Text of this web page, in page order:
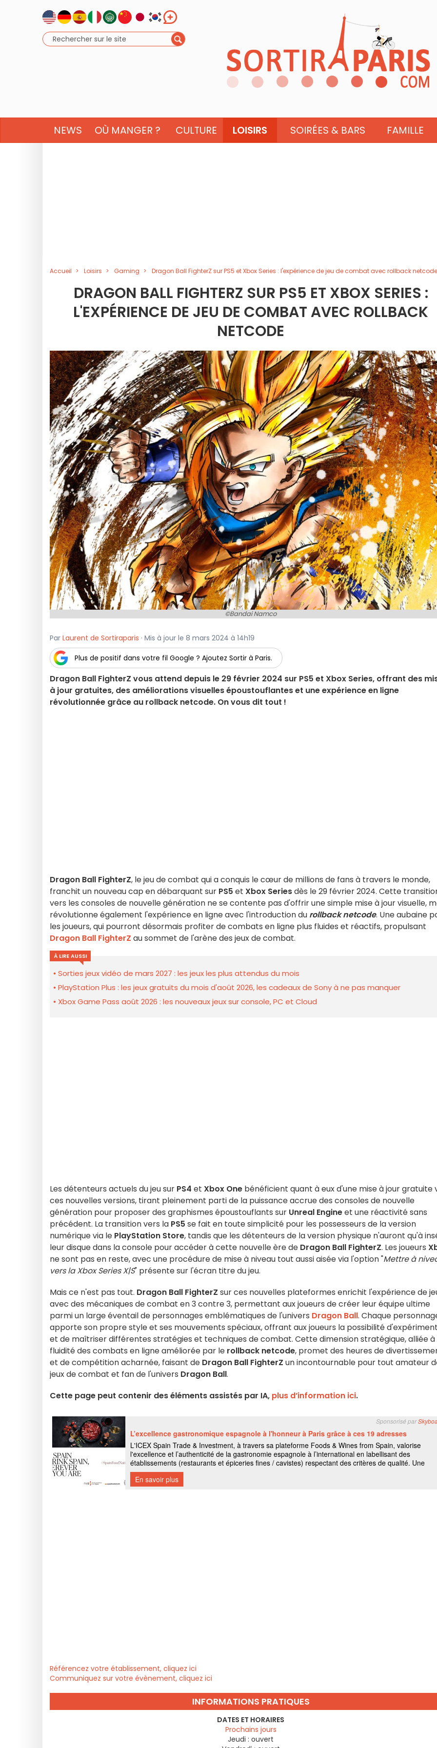
NEWS OÙ MANGER ? CULTURE LOISIRS SOIRÉES & BARS FAMILLE
Accueil Loisirs Gaming Dragon Ball FighterZ sur PS5 et Xbox Series : l'expérience de jeu de combat avec rollback netcode
DRAGON BALL FIGHTERZ SUR PS5 ET XBOX SERIES :
L'EXPÉRIENCE DE JEU DE COMBAT AVEC ROLLBACK
NETCODE
©Bandai Namco
Par Laurent de Sortiraparis · Mis à jour le 8 mars 2024 à 14h19
Plus de positif dans votre fil Google ? Ajoutez Sortir à Paris.
Dragon Ball FighterZ vous attend depuis le 29 février 2024 sur PS5 et Xbox Series, offrant des
à jour gratuites, des améliorations visuelles époustouflantes et une expérience en ligne
révolutionnée grâce au rollback netcode. On vous dit tout !
Dragon Ball FighterZ, le jeu de combat qui a conquis le cœur de millions de fans à travers le monde,
franchit un nouveau cap en débarquant sur PS5 et Xbox Seriesdès le 29 février 2024. Cette
vers les consoles de nouvelle génération ne se contente pas d'offrir une simple mise à jour visuelle,
révolutionne également l'expérience en ligne avec l'introduction du rollback netcode. Une aubaine
les joueurs, qui pourront désormais profiter de combats en ligne plus fluides et réactifs, propulsant
Dragon Ball FighterZ au sommet de l'arène des jeux de combat.
À LIRE AUSSI
Sorties jeux vidéo de mars 2027 : les jeux les plus attendus du mois
PlayStation Plus : les jeux gratuits du mois d'août 2026, les cadeaux de Sony à ne pas manquer
Xbox Game Pass août 2026 : les nouveaux jeux sur console, PC et Cloud
Les détenteurs actuels du jeu sur PS4 et Xbox One bénéficient quant à eux d'une mise à jour gratuite
ces nouvelles versions, tirant pleinement parti de la puissance accrue des consoles de nouvelle
génération pour proposer des graphismes époustouflants sur Unreal Engineet une réactivité sans
précédent. La transition vers la PS5 se fait en toute simplicité pour les possesseurs de la version
numérique via le PlayStation Store, tandis que les détenteurs de la version physique n'auront qu'à
leur disque dans la console pour accéder à cette nouvelle ère de Dragon Ball FighterZ. Les joueurs
ne sont pas en reste, avec une procédure de mise à niveau tout aussi aisée via l'option "Mettre à
vers la Xbox Series X|S" présente sur l'écran titre du jeu.
Mais ce n'est pas tout. Dragon Ball FighterZ sur ces nouvelles plateformes enrichit l'expérience de
avec des mécaniques de combat en 3 contre 3, permettant aux joueurs de créer leur équipe ultime
parmi un large éventail de personnages emblématiques de l'univers Dragon Ball. Chaque
apporte son propre style et ses mouvements spéciaux, offrant aux joueurs la possibilité
et de maîtriser différentes stratégies et techniques de combat. Cette dimension stratégique, alliée à
fluidité des combats en ligne améliorée par le rollback netcode, promet des heures de
et de compétition acharnée, faisant de Dragon Ball FighterZ un incontournable pour tout amateur
jeux de combat et fan de l'univers Dragon Ball.
Cette page peut contenir des éléments assistés par IA, plus d’information ici.
Référencez votre établissement, cliquez ici
Communiquez sur votre évènement, cliquez ici
INFORMATIONS PRATIQUES
DATES ET HORAIRES
Prochains jours
Jeudi : ouvert